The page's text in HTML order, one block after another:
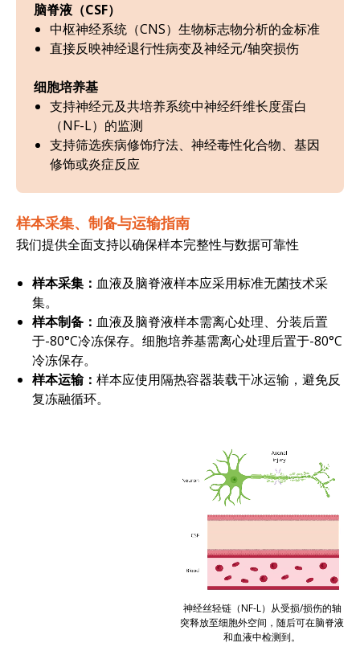
脑脊液（CSF）
中枢神经系统（CNS）生物标志物分析的金标准
直接反映神经退行性病变及神经元/轴突损伤
细胞培养基
支持神经元及共培养系统中神经纤维长度蛋白
（NF-L）的监测
支持筛选疾病修饰疗法、神经毒性化合物、基因
修饰或炎症反应
样本采集、制备与运输指南
我们提供全面支持以确保样本完整性与数据可靠性
样本采集： 血液及脑脊液样本应采用标准无菌技术采
集。
样本制备： 血液及脑脊液样本需离心处理、分装后置
于-80°C冷冻保存。细胞培养基需离心处理后置于-80°C
冷冻保存。
样本运输： 样本应使用隔热容器装载干冰运输，避免反
复冻融循环。
神经丝轻链（NF-L）从受损/损伤的轴
突释放至细胞外空间，随后可在脑脊液
和血液中检测到。